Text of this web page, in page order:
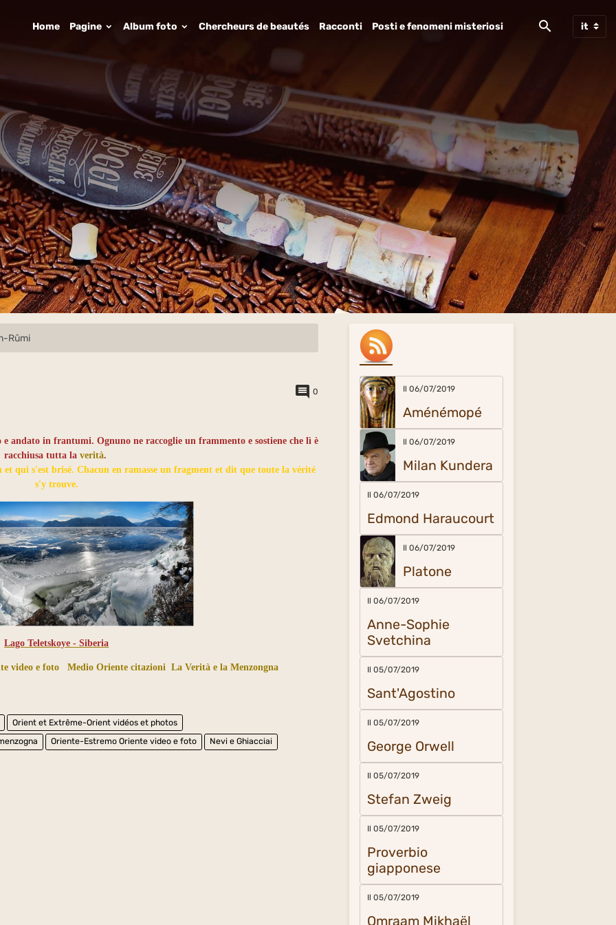
Home Pagine Album foto Chercheurs de beautés Racconti Posti e fenomeni misteriosi
Rûmi
0
andato in frantumi. Ognuno ne raccoglie un frammento e sostiene che lì è
racchiusa tutta la verità.
qui s'est brisé. Chacun en ramasse un fragment et dit que toute la vérité
s'y trouve.
Lago Teletskoye - Siberia
video e foto Medio Oriente citazioni La Verità e la Menzongna
Orient et Extrême-Orient vidéos et photos
Oriente-Estremo Oriente video e foto Nevi e Ghiacciai
Il 06/07/2019
Aménémopé
Il 06/07/2019
Milan Kundera
Il 06/07/2019
Edmond Haraucourt
Il 06/07/2019
Platone
Il 06/07/2019
Anne-Sophie
Svetchina
Il 05/07/2019
Sant'Agostino
Il 05/07/2019
George Orwell
Il 05/07/2019
Stefan Zweig
Il 05/07/2019
Proverbio
giapponese
Il 05/07/2019
Omraam Mikhaël